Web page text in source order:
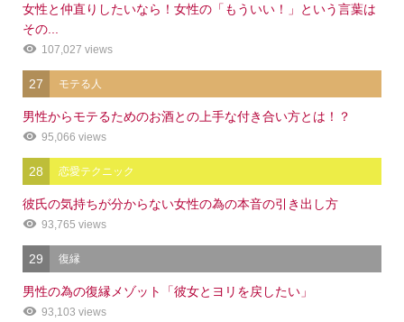
女性と仲直りしたいなら！女性の「もういい！」という言葉は
その...
107,027 views
27 モテる人
男性からモテるためのお酒との上手な付き合い方とは！？
95,066 views
28 恋愛テクニック
彼氏の気持ちが分からない女性の為の本音の引き出し方
93,765 views
29 復縁
男性の為の復縁メゾット「彼女とヨリを戻したい」
93,103 views